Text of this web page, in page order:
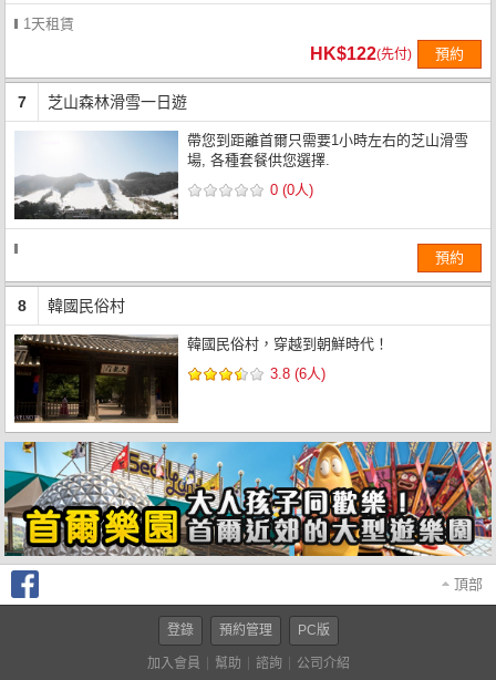
1天租賃
預約
HK$122(先付)
7 芝山森林滑雪一日遊
帶您到距離首爾只需要1小時左右的芝山滑雪
場, 各種套餐供您選擇.
0 (0人)
預約
8 韓國民俗村
韓國民俗村，穿越到朝鮮時代！
3.8 (6人)
頂部
登錄 預約管理 PC版
加入會員 幫助 諮詢 公司介紹